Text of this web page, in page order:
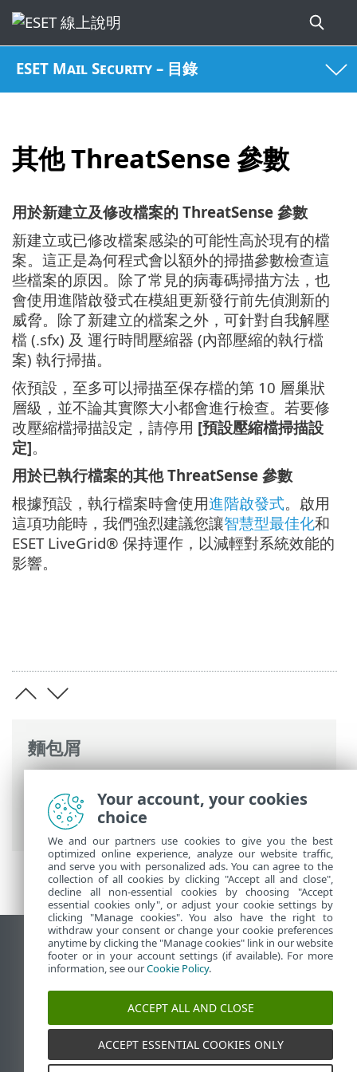
ESET Mail Security – 目錄
其他 ThreatSense 參數
麵包屑
設定>裝置防護 >即時檔案系統防護> 其他
ThreatSense 參數
用於新建立及修改檔案的 ThreatSense 參數
新建立或已修改檔案感染的可能性高於現有的檔
案。這正是為何程式會以額外的掃描參數檢查這
些檔案的原因。除了常見的病毒碼掃描方法，也
會使用進階啟發式在模組更新發行前先偵測新的
威脅。除了新建立的檔案之外，可針對自我解壓
檔 (.sfx) 及 運行時間壓縮器 (內部壓縮的執行檔
案) 執行掃描。
依預設，至多可以掃描至保存檔的第 10 層巢狀
層級，並不論其實際大小都會進行檢查。若要修
改壓縮檔掃描設定，請停用 [預設壓縮檔掃描設
定]。
用於已執行檔案的其他 ThreatSense 參數
根據預設，執行檔案時會使用進階啟發式。啟用
這項功能時，我們強烈建議您讓智慧型最佳化和
ESET LiveGrid® 保持運作，以減輕對系統效能的
影響。
檢視桌面網站
End of Life
ESET 知識庫
ESET Status Portal
地區設定
Your account, your cookies
choice
We and our partners use cookies to give you the best
optimized online experience, analyze our website traffic,
and serve you with personalized ads. You can agree to the
collection of all cookies by clicking "Accept all and close",
decline all non-essential cookies by choosing "Accept
essential cookies only", or adjust your cookie settings by
clicking "Manage cookies". You also have the right to
withdraw your consent or change your cookie preferences
anytime by clicking the "Manage cookies" link in our website
footer or in your account settings (if available). For more
information, see ourCookie Policy.
ACCEPT ALL AND CLOSE
ACCEPT ESSENTIAL COOKIES ONLY